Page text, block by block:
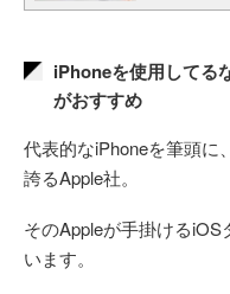
iPhoneを使用してる
がおすすめ
代表的なiPhoneを筆頭に
誇るApple社。
そのAppleが手掛ける
います。